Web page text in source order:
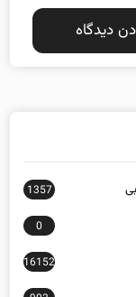
0
16152
903